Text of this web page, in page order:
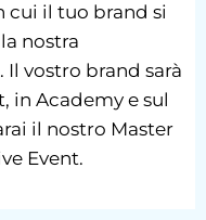
cui il tuo brand si
nostra
vostro brand sarà
in Academy e sul
il nostro Master
Event.